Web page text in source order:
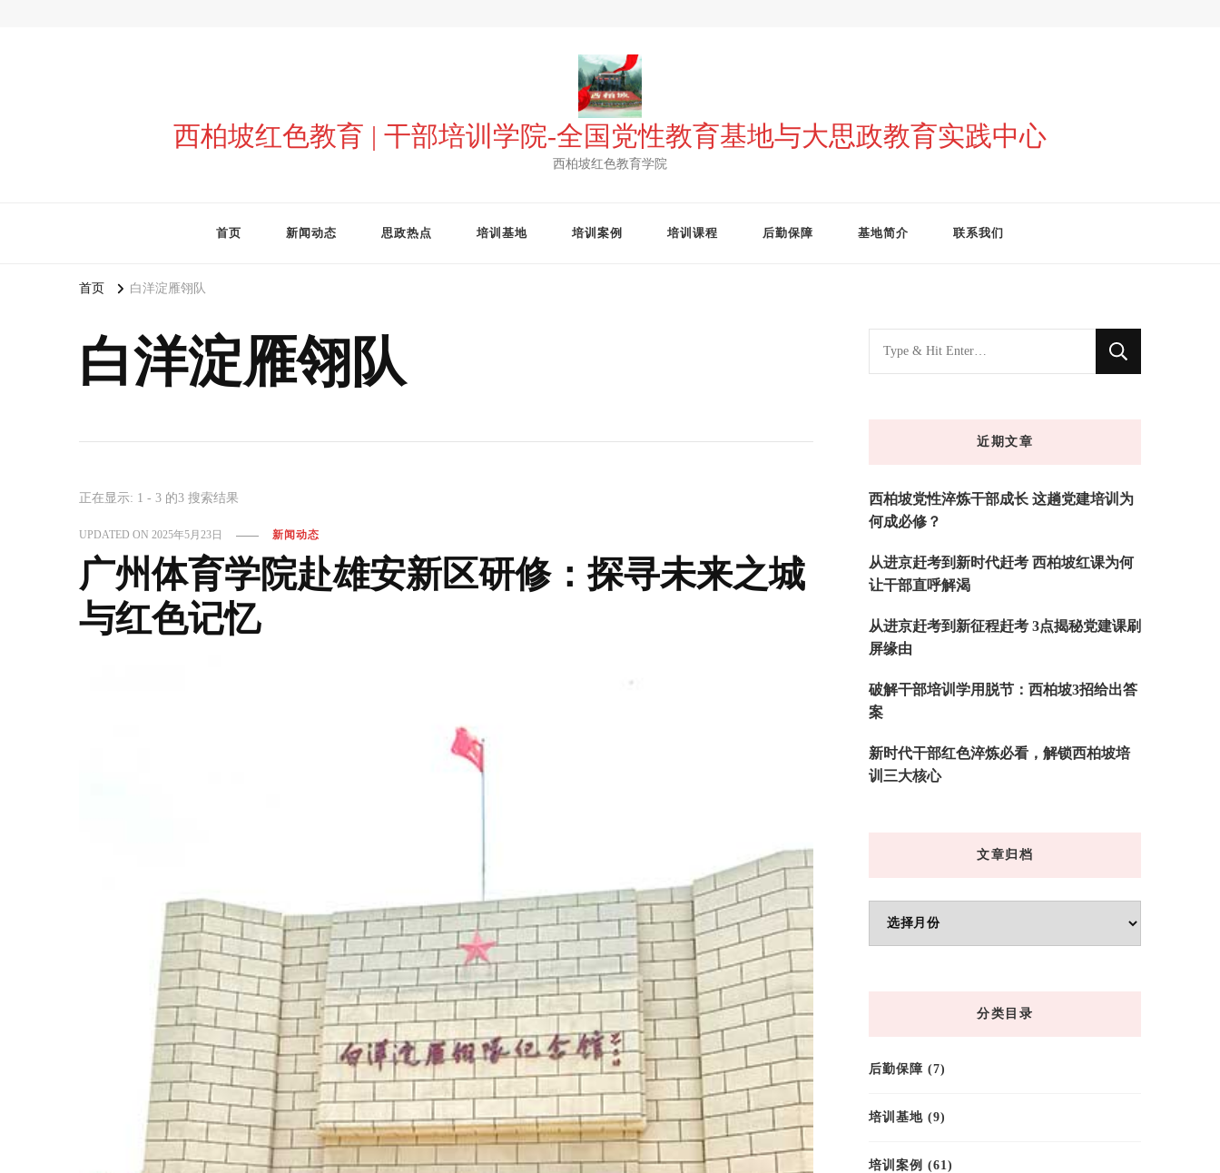
西柏坡红色教育 | 干部培训学院-全国党性教育基地与大思政教育实践中心
西柏坡红色教育学院
首页 新闻动态 思政热点 培训基地 培训案例 培训课程 后勤保障 基地简介 联系我们
首页 白洋淀雁翎队
白洋淀雁翎队
正在显示: 1 - 3 的3 搜索结果
UPDATED ON2025年5月23日 新闻动态
广州体育学院赴雄安新区研修：探寻未来之城
与红色记忆
找
什
近期文章
西柏坡党性淬炼干部成长 这趟党建培训为
何成必修？
从进京赶考到新时代赶考 西柏坡红课为何
让干部直呼解渴
从进京赶考到新征程赶考 3点揭秘党建课刷
屏缘由
破解干部培训学用脱节：西柏坡3招给出答
案
新时代干部红色淬炼必看，解锁西柏坡培
训三大核心
文章归档
章
分类目录
后勤保障 (7)
培训基地 (9)
培训案例 (61)